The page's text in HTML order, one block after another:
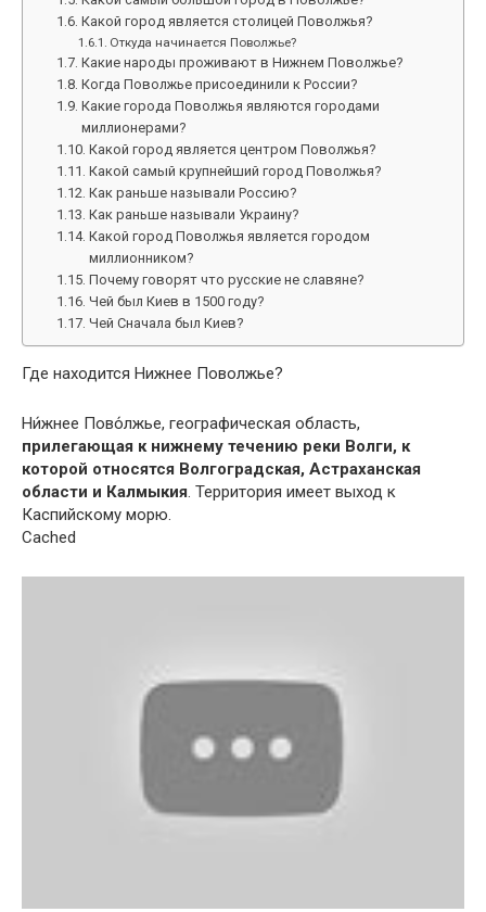
Какой город является столицей Поволжья?
Откуда начинается Поволжье?
Какие народы проживают в Нижнем Поволжье?
Когда Поволжье присоединили к России?
Какие города Поволжья являются городами
миллионерами?
Какой город является центром Поволжья?
Какой самый крупнейший город Поволжья?
Как раньше называли Россию?
Как раньше называли Украину?
Какой город Поволжья является городом
миллионником?
Почему говорят что русские не славяне?
Чей был Киев в 1500 году?
Чей Сначала был Киев?
Где находится Нижнее Поволжье?
Ни́жнее Пово́лжье, географическая область,
прилегающая к нижнему течению реки Волги, к
которой относятся Волгоградская, Астраханская
области и Калмыкия. Территория имеет выход к
Каспийскому морю.
Cached